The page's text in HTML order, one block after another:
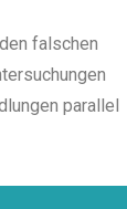
falschen
parallel